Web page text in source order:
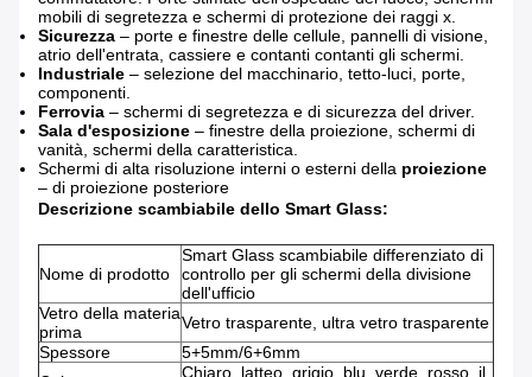
mobili di segretezza e schermi di protezione dei raggi x.
Sicurezza – porte e finestre delle cellule, pannelli di visione,
atrio dell'entrata, cassiere e contanti contanti gli schermi.
Industriale – selezione del macchinario, tetto-luci, porte,
componenti.
Ferrovia – schermi di segretezza e di sicurezza del driver.
Sala d'esposizione – finestre della proiezione, schermi di
vanità, schermi della caratteristica.
Schermi di alta risoluzione interni o esterni della proiezione
– di proiezione posteriore
Descrizione scambiabile dello Smart Glass:
Nome di prodotto
Smart Glass scambiabile differenziato di
controllo per gli schermi della divisione
dell'ufficio
Vetro della materia
prima
Vetro trasparente, ultra vetro trasparente
Spessore
5+5mm/6+6mm
Chiaro, latteo, grigio, blu, verde, rosso, il